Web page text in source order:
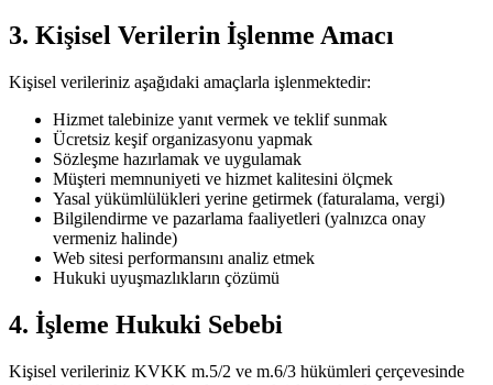
3. Kişisel Verilerin İşlenme Amacı
Kişisel verileriniz aşağıdaki amaçlarla işlenmektedir:
Hizmet talebinize yanıt vermek ve teklif sunmak
Ücretsiz keşif organizasyonu yapmak
Sözleşme hazırlamak ve uygulamak
Müşteri memnuniyeti ve hizmet kalitesini ölçmek
Yasal yükümlülükleri yerine getirmek (faturalama, vergi)
Bilgilendirme ve pazarlama faaliyetleri (yalnızca onay
vermeniz halinde)
Web sitesi performansını analiz etmek
Hukuki uyuşmazlıkların çözümü
4. İşleme Hukuki Sebebi
Kişisel verileriniz KVKK m.5/2 ve m.6/3 hükümleri çerçevesinde